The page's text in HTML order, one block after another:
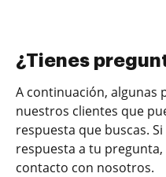
¿Tienes
A continuación, algunas
nuestros clientes que
respuesta que buscas.
respuesta a tu
contacto con nosotros.